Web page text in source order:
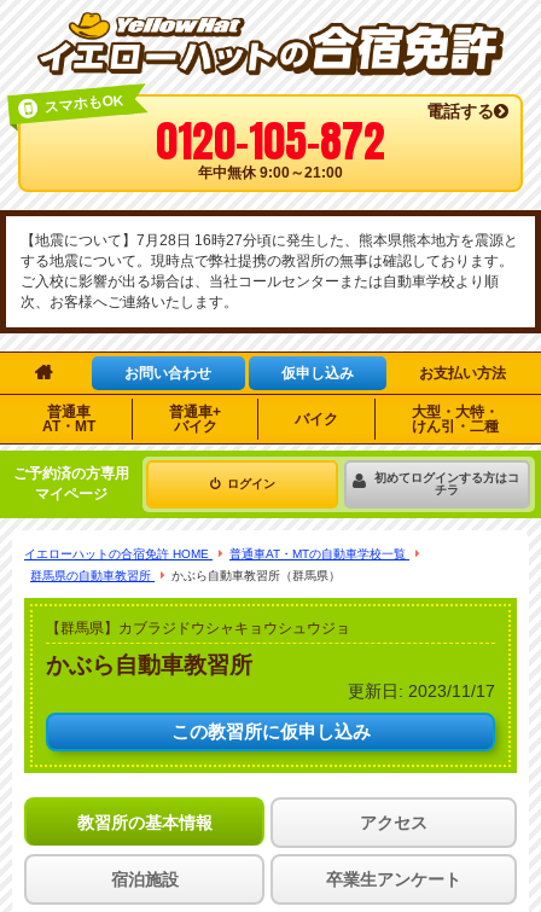
スマホもOK 電話する
0120-105-872
年中無休 9:00～21:00
【地震について】7月28日 16時27分頃に発生した、熊本県熊本地方を震源と
する地震について。現時点で弊社提携の教習所の無事は確認しております。
ご入校に影響が出る場合は、当社コールセンターまたは自動車学校より順
次、お客様へご連絡いたします。
 お問い合わせ 仮申し込み お支払い方法
普通車
AT・MT
普通車+
バイク
バイク
大型・大特・
けん引・二種
ご予約済の方専用
マイページ
ログイン
初めてログインする方はコ
チラ
イエローハットの合宿免許 HOME
普通車AT・MTの自動車学校一覧
群馬県の自動車教習所
かぶら自動車教習所（群馬県）
【群馬県】カブラジドウシャキョウシュウジョ
かぶら自動車教習所
更新日: 2023/11/17
この教習所に仮申し込み
教習所の基本情報 アクセス
宿泊施設 卒業生アンケート